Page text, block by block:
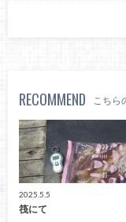
RECOMMEND こちら
2025.5.5
筏にて